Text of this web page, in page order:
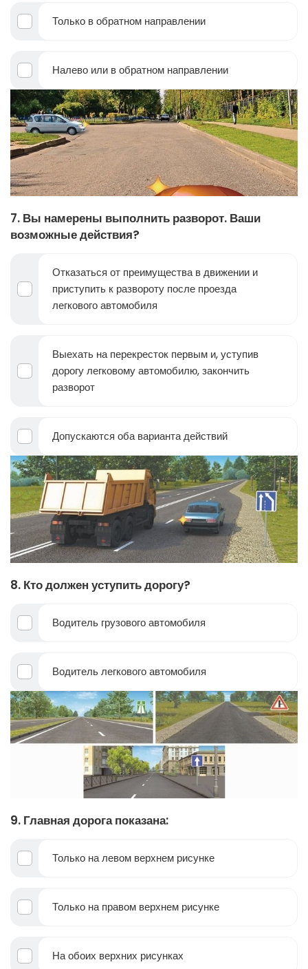
Только в обратном направлении
Налево или в обратном направлении
7. Вы намерены выполнить разворот. Ваши
возможные действия?
Отказаться от преимущества в движении и
приступить к развороту после проезда
легкового автомобиля
Выехать на перекресток первым и, уступив
дорогу легковому автомобилю, закончить
разворот
Допускаются оба варианта действий
8. Кто должен уступить дорогу?
Водитель грузового автомобиля
Водитель легкового автомобиля
9. Главная дорога показана:
Только на левом верхнем рисунке
Только на правом верхнем рисунке
На обоих верхних рисунках